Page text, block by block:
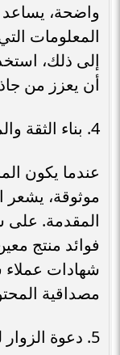
واضحة، يساعد
المعلومات
إلى ذلك،
أن يعزز من
4. بناء الثقة والمصداقية
عندما يكون
موثوقة، يشعر
المقدمة. على
فوائد منتج
شهادات
مصداقية
5. دعوة الزوار للتفاعل